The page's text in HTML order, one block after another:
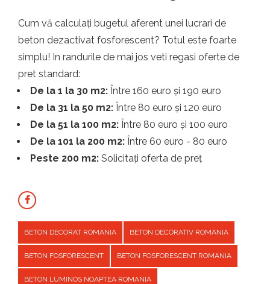
Cum vă calculați bugetul aferent unei lucrari de
beton dezactivat fosforescent? Totul este foarte
simplu! In randurile de mai jos veti regasi oferte de
pret standard:
De la 1 la 30 m2: Între 160 euro și 190 euro
De la 31 la 50 m2: Între 80 euro și 120 euro
De la 51 la 100 m2: Între 80 euro și 100 euro
De la 101 la 200 m2: Între 60 euro - 80 euro
Peste 200 m2: Solicitați oferta de preț
BETON DECORAT ROMANIA BETON DECORATIV ROMANIA
BETON FOSFORESCENT BETON FOSFORESCENT ROMANIA
BETON LUMINOS NOAPTEA ROMANIA